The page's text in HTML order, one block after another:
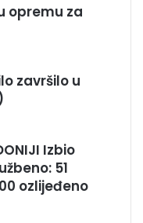
opremu za
završilo u
Izbio
51
ozlijeđeno